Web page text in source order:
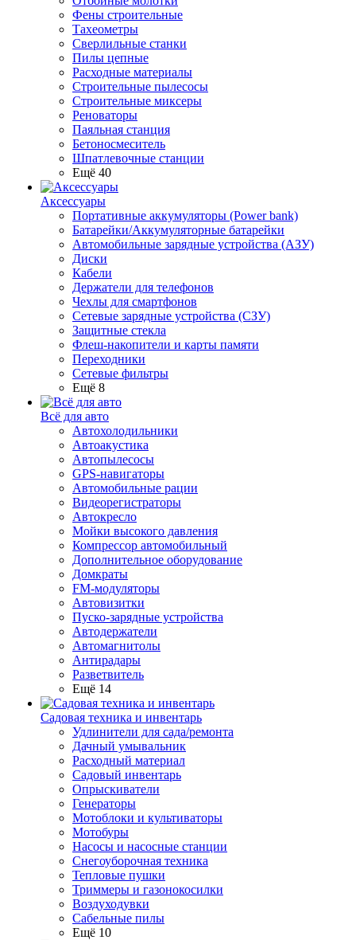
Фены строительные
Тахеометры
Сверлильные станки
Пилы цепные
Расходные материалы
Строительные пылесосы
Строительные миксеры
Реноваторы
Паяльная станция
Бетоносмеситель
Шпатлевочные станции
Ещё 40
Аксессуары
Портативные аккумуляторы (Power bank)
Батарейки/Аккумуляторные батарейки
Автомобильные зарядные устройства (АЗУ)
Диски
Кабели
Держатели для телефонов
Чехлы для смартфонов
Сетевые зарядные устройства (СЗУ)
Защитные стекла
Флеш-накопители и карты памяти
Переходники
Сетевые фильтры
Ещё 8
Всё для авто
Автохолодильники
Автоакустика
Автопылесосы
GPS-навигаторы
Автомобильные рации
Видеорегистраторы
Автокресло
Мойки высокого давления
Компрессор автомобильный
Дополнительное оборудование
Домкраты
FM-модуляторы
Автовизитки
Пуско-зарядные устройства
Автодержатели
Автомагнитолы
Антирадары
Разветвитель
Ещё 14
Садовая техника и инвентарь
Удлинители для сада/ремонта
Дачный умывальник
Расходный материал
Садовый инвентарь
Опрыскиватели
Генераторы
Мотоблоки и культиваторы
Мотобуры
Насосы и насосные станции
Снегоуборочная техника
Тепловые пушки
Триммеры и газонокосилки
Воздуходувки
Сабельные пилы
Ещё 10